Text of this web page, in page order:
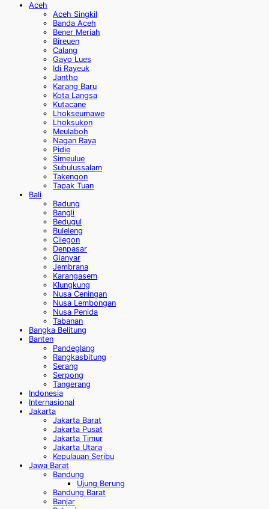
Aceh
Aceh Singkil
Banda Aceh
Bener Meriah
Bireuen
Calang
Gayo Lues
Idi Rayeuk
Jantho
Karang Baru
Kota Langsa
Kutacane
Lhokseumawe
Lhoksukon
Meulaboh
Nagan Raya
Pidie
Simeulue
Subulussalam
Takengon
Tapak Tuan
Bali
Badung
Bangli
Bedugul
Buleleng
Cilegon
Denpasar
Gianyar
Jembrana
Karangasem
Klungkung
Nusa Ceningan
Nusa Lembongan
Nusa Penida
Tabanan
Bangka Belitung
Banten
Pandeglang
Rangkasbitung
Serang
Serpong
Tangerang
Indonesia
Internasional
Jakarta
Jakarta Barat
Jakarta Pusat
Jakarta Timur
Jakarta Utara
Kepulauan Seribu
Jawa Barat
Bandung
Ujung Berung
Bandung Barat
Banjar